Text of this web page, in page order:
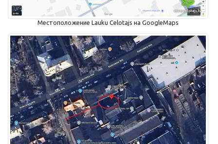
Местоположение Lauku Celotajs на GoogleMaps